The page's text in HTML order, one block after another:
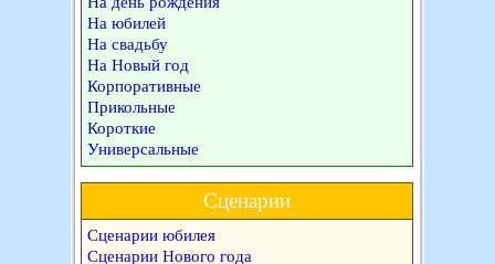
На юбилей
На свадьбу
На Новый год
Корпоративные
Прикольные
Короткие
Универсальные
Сценарии
Сценарии юбилея
Сценарии Нового года